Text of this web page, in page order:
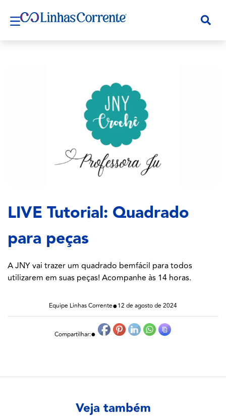
LIVE Tutorial: Quadrado
para peças
A JNY vai trazer um quadrado bemfácil para todos
utilizarem em suas peças! Acompanhe às 14 horas.
Equipe Linhas Corrente●12 de agosto de 2024
Compartilhar:●
Veja também